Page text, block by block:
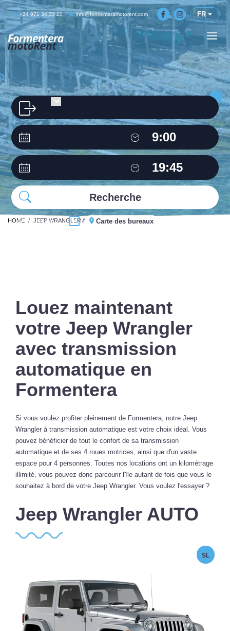
+34 971 34 33 20 info@formenteramotorent.com FR
HOME JEEP WRANGLER AUTO
Même bureau Carte des bureaux
Louez maintenant
votre Jeep Wrangler
avec transmission
automatique en
Formentera
Si vous voulez profiter pleinement de Formentera, notre Jeep
Wrangler à transmission automatique est votre choix idéal. Vous
pouvez bénéficier de tout le confort de sa transmission
automatique et de ses 4 roues motrices, ainsi que d'un vaste
espace pour 4 personnes. Toutes nos locations ont un kilométrage
illimité, vous pouvez donc parcourir l'île autant de fois que vous le
souhaitez à bord de votre Jeep Wrangler. Vous voulez l'essayer ?
Jeep Wrangler AUTO
SL